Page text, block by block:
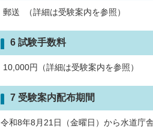
郵送 （詳細は受験案内を参照）
6 試験手数料
10,000円（詳細は受験案内を参照）
7 受験案内配布期間
令和8年8月21日（金曜日）から水道庁